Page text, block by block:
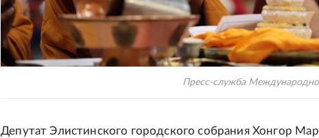
Пресс-служба
Депутат Элистинского городского собрания Хонгор